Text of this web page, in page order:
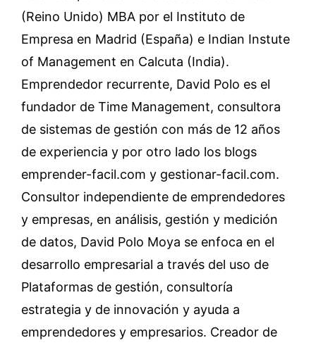
(Reino Unido) MBA por el Instituto de
Empresa en Madrid (España) e Indian Instute
of Management en Calcuta (India).
Emprendedor recurrente, David Polo es el
fundador de Time Management, consultora
de sistemas de gestión con más de 12 años
de experiencia y por otro lado los blogs
emprender-facil.com y gestionar-facil.com.
Consultor independiente de emprendedores
y empresas, en análisis, gestión y medición
de datos, David Polo Moya se enfoca en el
desarrollo empresarial a través del uso de
Plataformas de gestión, consultoría
estrategia y de innovación y ayuda a
emprendedores y empresarios. Creador de